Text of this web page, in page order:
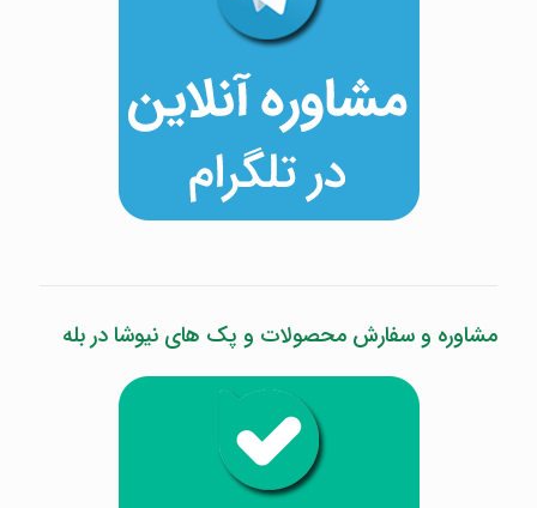
مشاوره و سفارش محصولات و پک های نیوشا در بله